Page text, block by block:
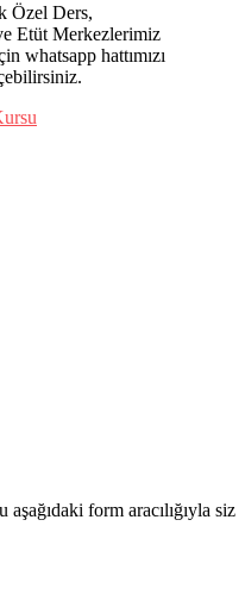
Özel Ders,
Etüt Merkezlerimiz
whatsapp hattımızı
form aracılığıyla siz